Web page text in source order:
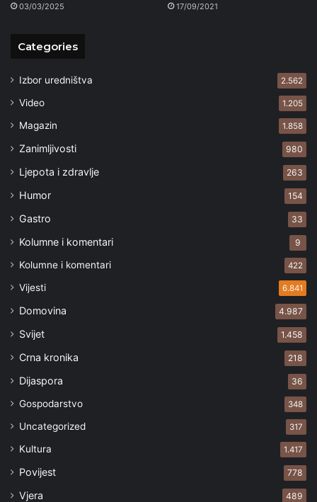
03/03/2025 17/09/2021
Categories
Izbor uredništva 2.562
Video 1.205
Magazin 1.858
Zanimljivosti 980
Ljepota i zdravlje 263
Humor 154
Gastro 33
Kolumne i komentari 9
Kolumne i komentari 422
Vijesti 6.841
Domovina 4.987
Svijet 1.458
Crna kronika 218
Dijaspora 36
Gospodarstvo 348
Uncategorized 317
Kultura 1.417
Povijest 778
Vjera 489